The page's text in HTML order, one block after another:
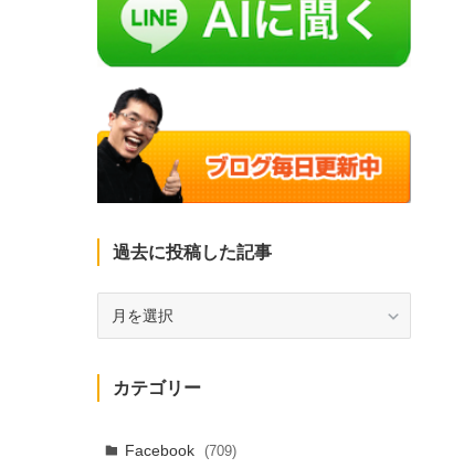
過去に投稿した記事
投
稿
た
カテゴリー
Facebook (709)